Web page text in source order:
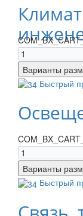
Быстрый
Быстрый